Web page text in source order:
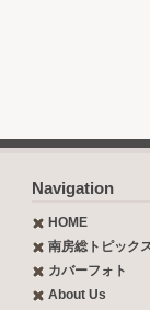
Navigation
HOME
南房総トピック
カバーフォト
About Us